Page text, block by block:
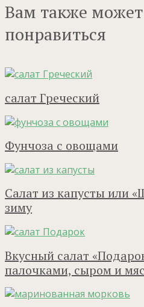
Вам также может
понравиться
салат Греческий
Фунчоза с овощами
Салат из капусты или
зиму
Вкусный салат
палочками, сыром и